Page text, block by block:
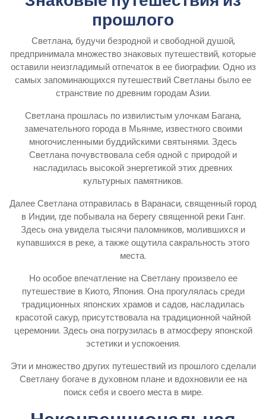
прошлого
Светлана, будучи безродной и свободной душой,
предпринимала множество знаковых путешествий, которые
оставили неизгладимый отпечаток в ее биографии. Одно из
самых запоминающихся путешествий Светланы было ее
странствие по древним городам Азии.
Светлана прошлась по извилистым улочкам Багана,
замечательного города в Мьянме, известного своими
многочисленными буддийскими святынями. Здесь
Светлана почувствовала себя одной с природой и
насладилась высокой энергетикой этих древних
культурных памятников.
Далее Светлана отправилась в Варанаси, священный город
в Индии, где побывала на берегу священной реки Ганг.
Здесь она увидела тысячи паломников, молившихся и
купавшихся в реке, а также ощутила сакральность этого
места.
Но особое впечатление на Светлану произвело ее
путешествие в Киото, Япония. Она прогулялась среди
традиционных японских храмов и садов, насладилась
красотой сакур, присутствовала на традиционной чайной
церемонии. Здесь она погрузилась в атмосферу японской
эстетики и успокоения.
Эти и множество других путешествий из прошлого сделали
Светлану богаче в духовном плане и вдохновили ее на
поиск себя и своего места в мире.